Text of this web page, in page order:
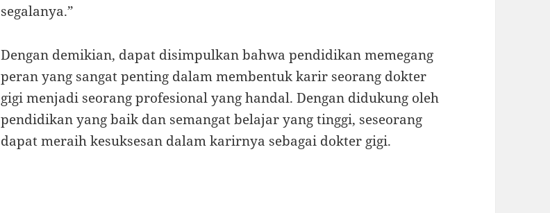
segalanya.”
Dengan demikian, dapat disimpulkan bahwa pendidikan memegang
peran yang sangat penting dalam membentuk karir seorang dokter
gigi menjadi seorang profesional yang handal. Dengan didukung oleh
pendidikan yang baik dan semangat belajar yang tinggi, seseorang
dapat meraih kesuksesan dalam karirnya sebagai dokter gigi.